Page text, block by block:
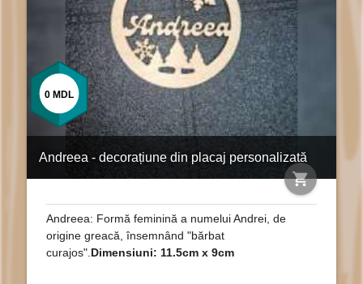
Andreea - decorațiune din placaj personalizată
shopping_cart
0 MDL
Andreea: Formă feminină a numelui Andrei, de
origine greacă, însemnând "bărbat
curajos".Dimensiuni: 11.5cm x 9cm